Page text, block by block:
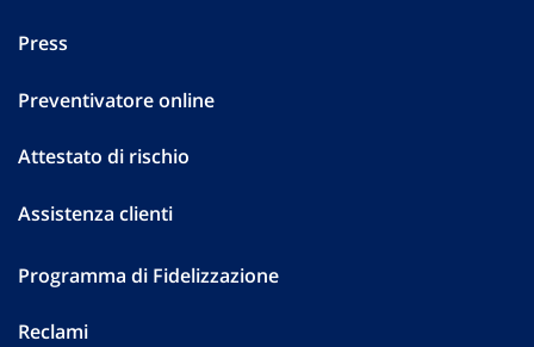
Press
Preventivatore online
Attestato di rischio
Assistenza clienti
Programma di Fidelizzazione
Reclami